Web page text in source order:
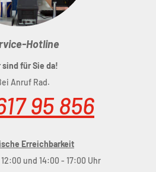
und robuste Cargobox am Heck
abgesperrt werden – perfekt für
Lasten bis zu einem
haben wir weiteren
kann ein Front-Gepäckträger
weil wir den Radstand kurz,
das allgemeine Handling intuitiv
Fahren ebenso wie beim
doch gleich viel besser aus,
Hotline
sind für Sie da!
Anruf Rad.
95 856
Erreichbarkeit
und 14:00 - 17:00 Uhr